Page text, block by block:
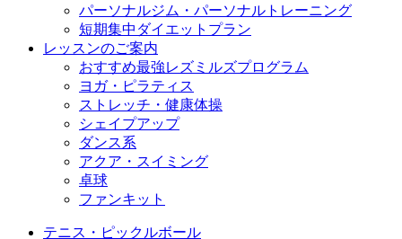
パーソナルジム・パーソナルトレーニング
短期集中ダイエットプラン
レッスンのご案内
おすすめ最強レズミルズプログラム
ヨガ・ピラティス
ストレッチ・健康体操
シェイプアップ
ダンス系
アクア・スイミング
卓球
ファンキット
テニス・ピックルボール